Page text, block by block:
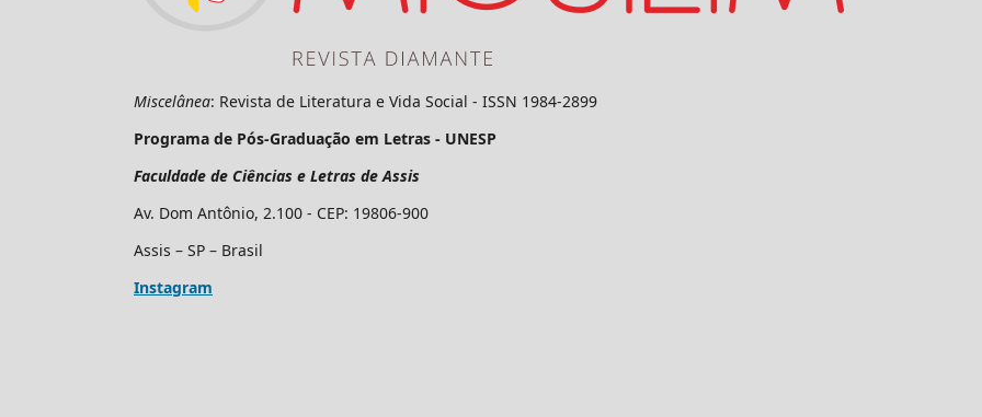
Miscelânea: Revista de Literatura e Vida Social - ISSN 1984-2899
Programa de Pós-Graduação em Letras - UNESP
Faculdade de Ciências e Letras de Assis
Av. Dom Antônio, 2.100 - CEP: 19806-900
Assis – SP – Brasil
Instagram